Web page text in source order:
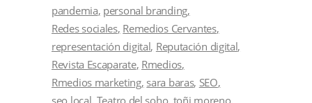
pandemia personal branding
Redes sociales Remedios Cervantes
representación digital Reputación digital
Revista Escaparate Rmedios
Rmedios marketing sara baras SEO
seo local Teatro del soho toñi moreno